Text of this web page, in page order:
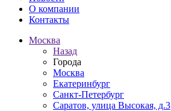
О компании
Контакты
Москва
Назад
Города
Москва
Екатеринбург
Санкт-Петербург
Саратов, улица Высокая, д.3